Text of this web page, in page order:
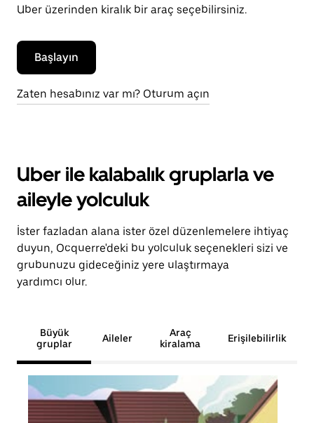
Uber üzerinden kiralık bir araç seçebilirsiniz.
Başlayın
Zaten hesabınız var mı? Oturum açın
Uber ile kalabalık gruplarla ve
aileyle yolculuk
İster fazladan alana ister özel düzenlemelere ihtiyaç
duyun, Ocquerre'deki bu yolculuk seçenekleri sizi ve
grubunuzu gideceğiniz yere ulaştırmaya
yardımcı olur.
Büyük
gruplar
Aileler
Araç
kiralama
Erişilebilirlik